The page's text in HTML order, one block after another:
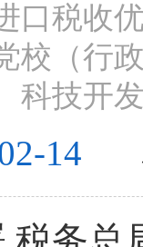
口税收
校（行
科技开
14